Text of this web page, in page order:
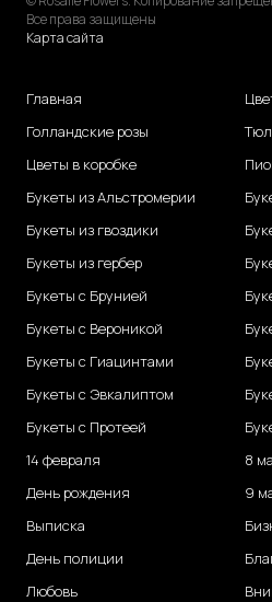
Все права защищены
Карта сайта
Главная
Голландские розы
Цветы в коробке
Букеты из Альстромерии
Букеты из гвоздики
Букеты из гербер
Букеты с Брунией
Букеты с Вероникой
Букеты с Гиацинтами
Букеты с Эвкалиптом
Букеты с Протеей
14 февраля
День рождения
Выписка
День полиции
Любовь
8
9